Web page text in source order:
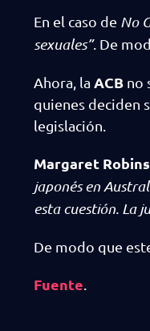
En el caso de No
sexuales”. De
Ahora, la ACB no
quienes deciden
legislación.
Margaret
japonés en
esta cuestión. La
De modo que
Fuente